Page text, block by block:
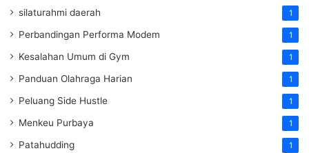
silaturahmi daerah 1
Perbandingan Performa Modem 1
Kesalahan Umum di Gym 1
Panduan Olahraga Harian 1
Peluang Side Hustle 1
Menkeu Purbaya 1
Patahudding 1